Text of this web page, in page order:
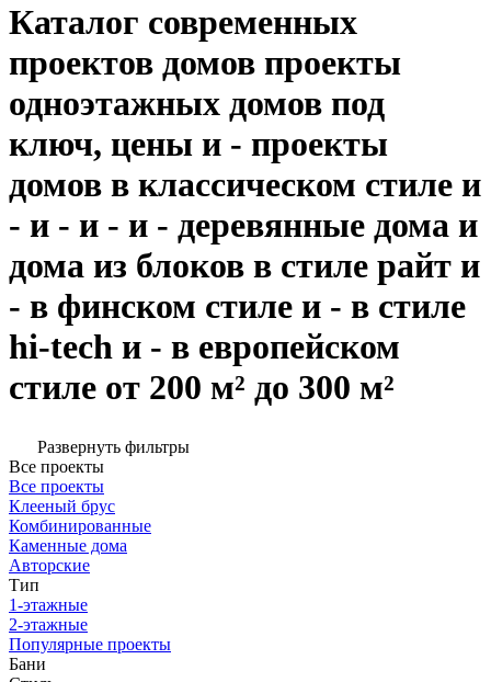
Каталог современных
проектов домов проекты
одноэтажных домов под
ключ, цены и - проекты
домов в классическом стиле и
- и - и - и - деревянные дома и
дома из блоков в стиле райт и
- в финском стиле и - в стиле
hi-tech и - в европейском
стиле от 200 м² до 300 м²
Развернуть фильтры
Все проекты
Все проекты
Клееный брус
Комбинированные
Каменные дома
Авторские
Тип
1-этажные
2-этажные
Популярные проекты
Бани